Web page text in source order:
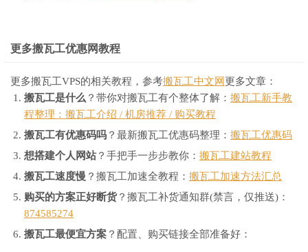
更多搬瓦工优惠网教程
更多搬瓦工VPS的相关教程，参考搬瓦工中文网 更多文章：
搬瓦工是什么 ？带你对搬瓦工有个整体了解： 搬瓦工新手教
程整理：搬瓦工介绍 / 机房推荐 / 购买教程
搬瓦工有优惠码吗 ？最新搬瓦工优惠码整理： 搬瓦工优惠码
想搭建个人网站？手把手一步步教你： 搬瓦工建站教程
搬瓦工速度慢 ？搬瓦工加速全教程： 搬瓦工加速方法汇总
购买的方案正好断货？搬瓦工补货通知群(禁言，仅推送)：
874585274
搬瓦工最便宜方案 ？配置、购买链接全部准备好：